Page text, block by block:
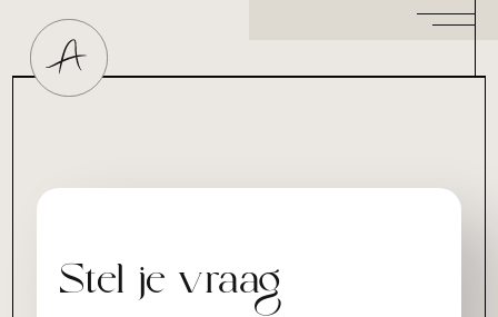
Huidtherapeut
/ Gynaecoloog
Stel je vraag